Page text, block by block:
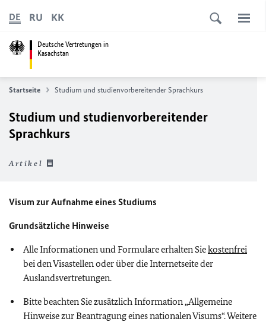
Deutsche Vertretungen in
Kasachstan
DE RU KK
Startseite Studium und studienvorbereitender Sprachkurs
Studium und studienvorbereitender
Sprachkurs
Artikel
Visum zur Aufnahme eines Studiums
Grundsätzliche Hinweise
Alle Informationen und Formulare erhalten Siekostenfrei
bei den Visastellen oder über die Internetseite der
Auslandsvertretungen.
Bitte beachten Sie zusätzlich Information „Allgemeine
Hinweise zur Beantragung eines nationalen Visums“. Weitere